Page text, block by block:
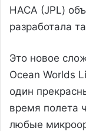
НАСА (JPL)
разработала
Это новое
Ocean Worlds
один
время полета
любые